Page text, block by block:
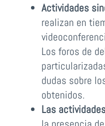
Actividades
realizan en
Los foros de
dudas sobre
obtenidos.
Las